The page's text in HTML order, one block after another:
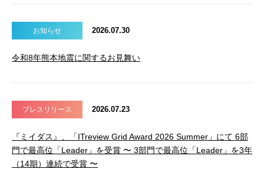
お知らせ 2026.07.30
令和8年熊本地震に関するお見舞い
プレスリリース 2026.07.23
『ミイダス』、「ITreview Grid Award 2026 Summer」にて 6部
門で最高位「Leader」を受賞 〜 3部門で最高位「Leader」を3年
（14期）連続で受賞 〜